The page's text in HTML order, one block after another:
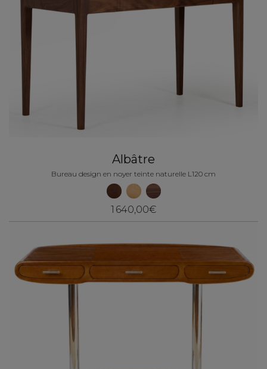
Albâtre
Bureau design en noyer teinte naturelle L120 cm
1 640,00€